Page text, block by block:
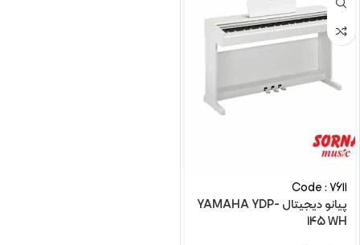
Code : 7611
پیانو دیجیتال YAMAHA YDP-
145 WH